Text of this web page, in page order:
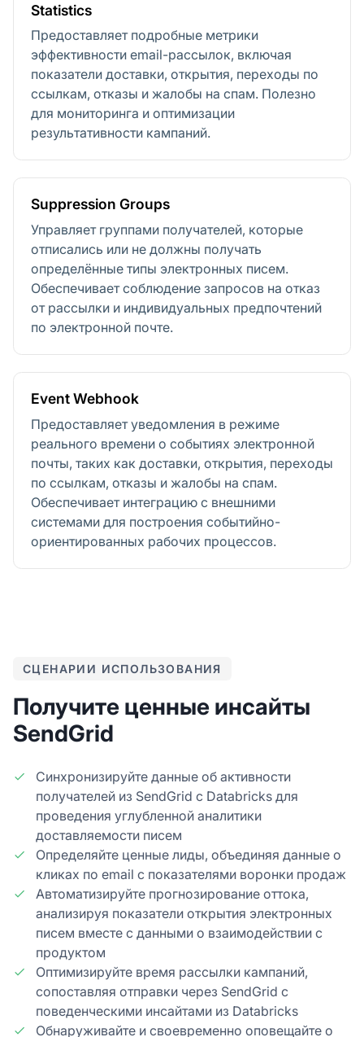
Statistics
Предоставляет подробные метрики
эффективности email-рассылок, включая
показатели доставки, открытия, переходы по
ссылкам, отказы и жалобы на спам. Полезно
для мониторинга и оптимизации
результативности кампаний.
Suppression Groups
Управляет группами получателей, которые
отписались или не должны получать
определённые типы электронных писем.
Обеспечивает соблюдение запросов на отказ
от рассылки и индивидуальных предпочтений
по электронной почте.
Event Webhook
Предоставляет уведомления в режиме
реального времени о событиях электронной
почты, таких как доставки, открытия, переходы
по ссылкам, отказы и жалобы на спам.
Обеспечивает интеграцию с внешними
системами для построения событийно-
ориентированных рабочих процессов.
СЦЕНАРИИ ИСПОЛЬЗОВАНИЯ
Получите ценные инсайты
SendGrid
Синхронизируйте данные об активности
получателей из SendGrid с Databricks для
проведения углубленной аналитики
доставляемости писем
Определяйте ценные лиды, объединяя данные о
кликах по email с показателями воронки продаж
Автоматизируйте прогнозирование оттока,
анализируя показатели открытия электронных
писем вместе с данными о взаимодействии с
продуктом
Оптимизируйте время рассылки кампаний,
сопоставляя отправки через SendGrid с
поведенческими инсайтами из Databricks
Обнаруживайте и своевременно оповещайте о